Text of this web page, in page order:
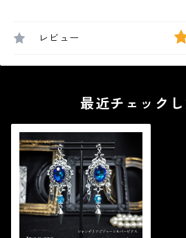
レビュー
最近チェック